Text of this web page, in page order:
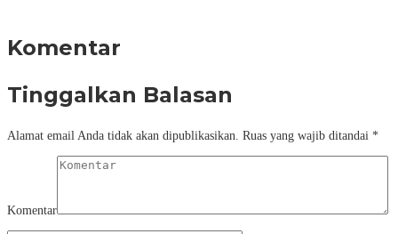
Komentar
Tinggalkan Balasan
Alamat email Anda tidak akan dipublikasikan. Ruas yang wajib ditandai *
Komentar